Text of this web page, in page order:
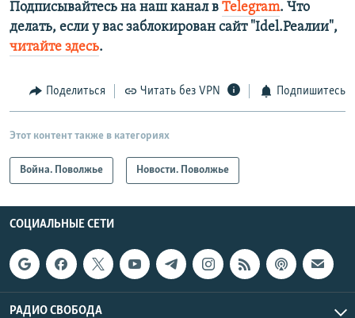
Подписывайтесь на наш канал в Telegram. Что
делать, если у вас заблокирован сайт "Idel.Реалии",
читайте здесь.
Поделиться Читать без VPN Подпишитесь
Этот контент также в категориях
Война. Поволжье Новости. Поволжье
СОЦИАЛЬНЫЕ СЕТИ
РАДИО СВОБОДА